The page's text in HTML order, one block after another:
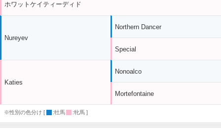
ホワットケイティーディド
Nureyev
Katies
Northern Dancer
Special
Nonoalco
Mortefontaine
※性別の色分け [ :牡馬 :牝馬 ]